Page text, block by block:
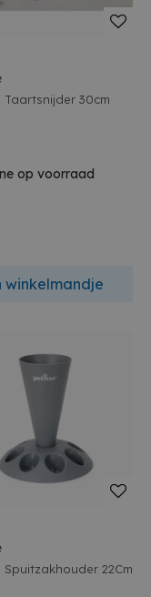
Taartsnijder 30cm
op voorraad
winkelmandje
Spuitzakhouder 22Cm